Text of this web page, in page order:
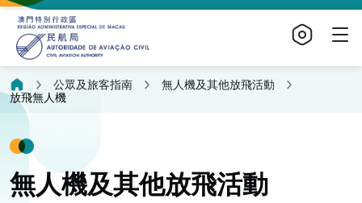
公眾及旅客指南
無人機及其他放飛活動
放飛無人機
無人機及其他放飛活動